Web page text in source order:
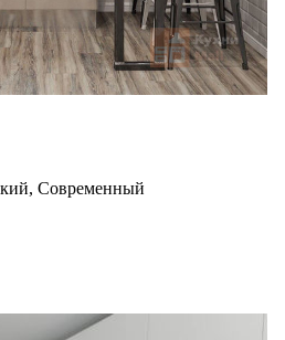
Современный